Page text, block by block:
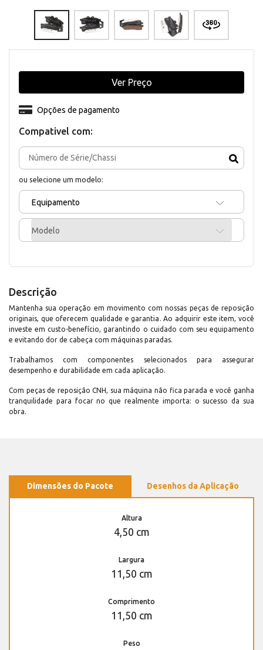
Compativel com:
ou selecione um modelo:
Equipamento
Modelo
Opções de pagamento
Ver Preço
Descrição
Mantenha sua operação em movimento com nossas peças de reposição
originais, que oferecem qualidade e garantia. Ao adquirir este item, você
investe em custo-benefício, garantindo o cuidado com seu equipamento
e evitando dor de cabeça com máquinas paradas.
Trabalhamos com componentes selecionados para assegurar
desempenho e durabilidade em cada aplicação.
Com peças de reposição CNH, sua máquina não fica parada e você ganha
tranquilidade para focar no que realmente importa: o sucesso da sua
obra.
Dimensões do Pacote Desenhos da Aplicação
Altura
4,50 cm
Largura
11,50 cm
Comprimento
11,50 cm
Peso